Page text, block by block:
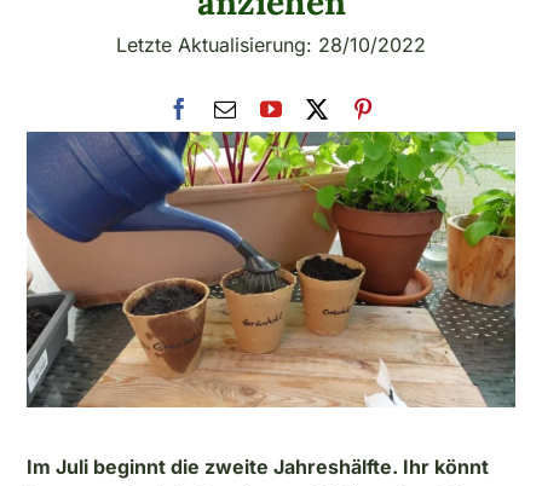
Letzte Aktualisierung: 28/10/2022
Im Juli beginnt die zweite Jahreshälfte. Ihr könnt